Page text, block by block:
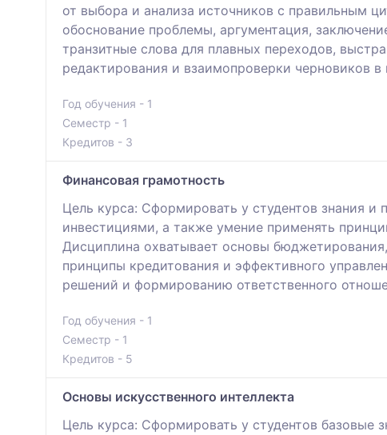
от выбора и анализа источников с правильным
обоснование проблемы, аргументация,
транзитные слова для плавных переходов,
редактирования и взаимопроверки черновиков в
Год обучения - 1
Семестр - 1
Кредитов - 3
Финансовая грамотность
Цель курса: Сформировать у студентов знания
инвестициями, а также умение применять
Дисциплина охватывает основы
принципы кредитования и эффективного
решений и формированию ответственного
Год обучения - 1
Семестр - 1
Кредитов - 5
Основы искусственного интеллекта
Цель курса: Сформировать у студентов базовые